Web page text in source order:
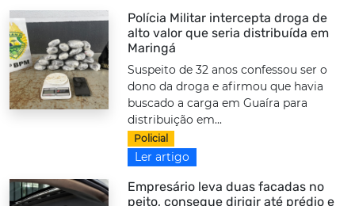
Polícia Militar intercepta droga de
alto valor que seria distribuída em
Maringá
Suspeito de 32 anos confessou ser o
dono da droga e afirmou que havia
buscado a carga em Guaíra para
distribuição em...
Policial
Ler artigo
Empresário leva duas facadas no
peito, consegue dirigir até prédio e